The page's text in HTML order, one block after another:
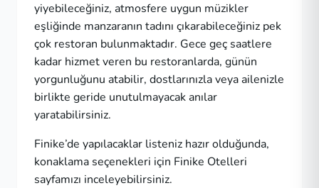
yiyebileceğiniz, atmosfere uygun müzikler
eşliğinde manzaranın tadını çıkarabileceğiniz pek
çok restoran bulunmaktadır. Gece geç saatlere
kadar hizmet veren bu restoranlarda, günün
yorgunluğunu atabilir, dostlarınızla veya ailenizle
birlikte geride unutulmayacak anılar
yaratabilirsiniz.
Finike’de yapılacaklar listeniz hazır olduğunda,
konaklama seçenekleri için Finike Otelleri
sayfamızı inceleyebilirsiniz.